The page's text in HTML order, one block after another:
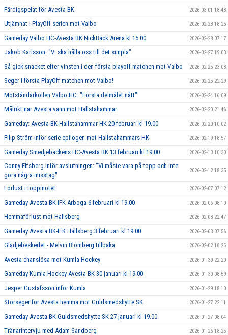
Färdigspelat för Avesta BK 2026-03-01 18:48
Utjämnat i PlayOff serien mot Valbo 2026-02-28 18:25
Gameday Valbo HC-Avesta BK NickBack Arena kl 15.00 2026-02-28 07:17
Jakob Karlsson: "Vi ska hålla oss till det simpla" 2026-02-27 19:03
Så gick snacket efter vinsten i den första playoff matchen mot Valbo 2026-02-25 23:08
Seger i första PlayOff matchen mot Valbo! 2026-02-25 22:29
Motståndarkollen Valbo HC: "Första delmålet nått" 2026-02-24 16:09
Målrikt när Avesta vann mot Hallstahammar 2026-02-20 21:46
Gameday: Avesta BK-Hallstahammar HK 20 februari kl 19.00 2026-02-20 10:02
Filip Ström inför serie epilogen mot Hallstahammars HK 2026-02-19 18:57
Gameday Smedjebackens HC-Avesta BK 13 februari kl 19.00 2026-02-13 10:30
Conny Elfsberg inför avslutningen: "Vi måste vara på topp och inte
göra några misstag"
2026-02-12 18:35
Förlust i toppmötet 2026-02-07 07:12
Gameday Avesta BK-IFK Arboga 6 februari kl 19.00 2026-02-06 08:10
Hemmaförlust mot Hallsberg 2026-02-03 22:47
Gameday Avesta BK-IFK Hallsberg 3 februari kl 19.00 2026-02-03 07:56
Glädjebeskedet - Melvin Blomberg tillbaka 2026-02-02 18:25
Avesta chanslösa mot Kumla Hockey 2026-01-30 22:20
Gameday Kumla Hockey-Avesta BK 30 januari kl 19.00 2026-01-30 08:59
Jesper Gustafsson inför Kumla 2026-01-29 18:10
Storseger för Avesta hemma mot Guldsmedshytte SK 2026-01-27 22:11
Gameday Avesta BK-Guldsmedshytte SK 27 januari kl 19.00 2026-01-27 08:04
Tränarintervju med Adam Sandberg 2026-01-26 18:25